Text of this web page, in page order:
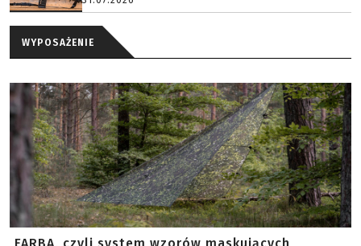
WYPOSAŻENIE